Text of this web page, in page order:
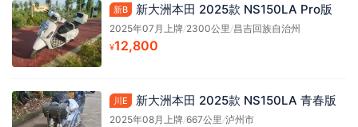
新B 新大洲本田 2025款 NS150LA Pro版
2025年07月上牌/2300公里/昌吉回族自治州
¥12,800
川E 新大洲本田 2025款 NS150LA 青春版
2025年08月上牌/667公里/泸州市